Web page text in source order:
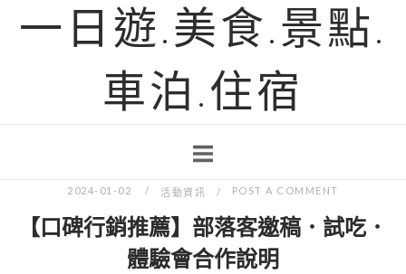
一日遊.美食.景點.
車泊.住宿
2024-01-02 活動資訊 POST A COMMENT
【口碑行銷推薦】部落客邀稿．試吃．
體驗會合作說明